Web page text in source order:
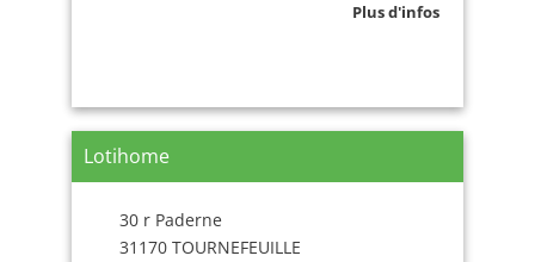
Plus d'infos
Lotihome
30 r Paderne
31170 TOURNEFEUILLE